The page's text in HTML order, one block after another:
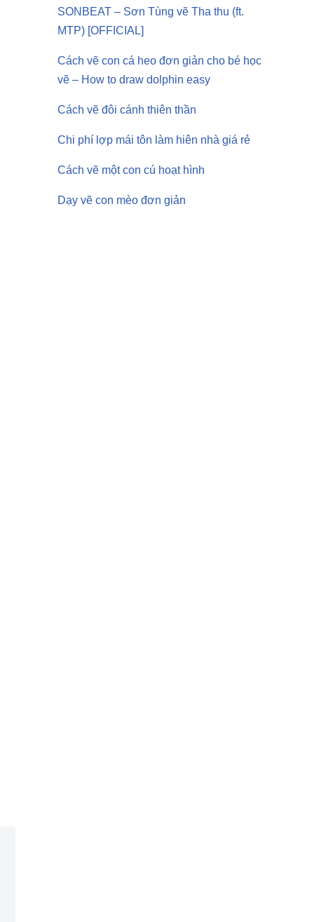
SONBEAT – Sơn Tùng vẽ Tha thu (ft.
MTP) [OFFICIAL]
Cách vẽ con cá heo đơn giản cho bé học
vẽ – How to draw dolphin easy
Cách vẽ đôi cánh thiên thần
Chi phí lợp mái tôn làm hiên nhà giá rẻ
Cách vẽ một con cú hoạt hình
Dạy vẽ con mèo đơn giản